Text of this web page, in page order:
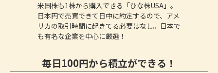
米国株も1株から購入できる「ひな株USA」。
日本円で売買できて日中に約定するので、アメ
リカの取引時間に起きてる必要はなし。日本で
も有名な企業を中心に厳選！
毎日100円から積立ができる！